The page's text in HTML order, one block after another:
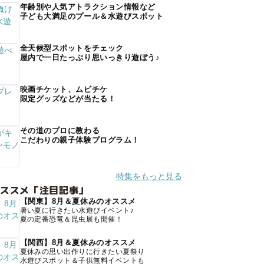
年齢別や人気アトラクション情報など
子ども大満足のプール＆水遊びスポット
全天候型スポットをチェック
屋内で一日たっぷり思いっきり遊ぼう♪
映画チケット、ムビチケ
限定グッズなどが当たる！
その道のプロに教わる
こだわりの親子体験プログラム！
特集をもっと見る
スメ「注目記事」
【関東】8月＆夏休みのオススメ
暑い夏に行きたい水遊びイベント♪
夏の定番恐竜＆昆虫展も開催！
【関西】8月＆夏休みのオススメ
夏休みの思い出作りに行きたい夏祭り
水遊びスポット＆子供無料イベントも